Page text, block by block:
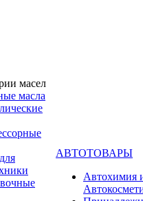
масел
масла
АВТОТОВАРЫ
Автохимия